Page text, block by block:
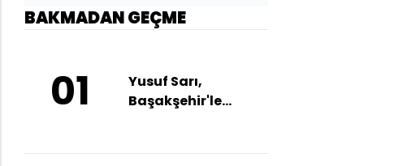
BAKMADAN GEÇME
01
Yusuf Sarı,
Başakşehir'le